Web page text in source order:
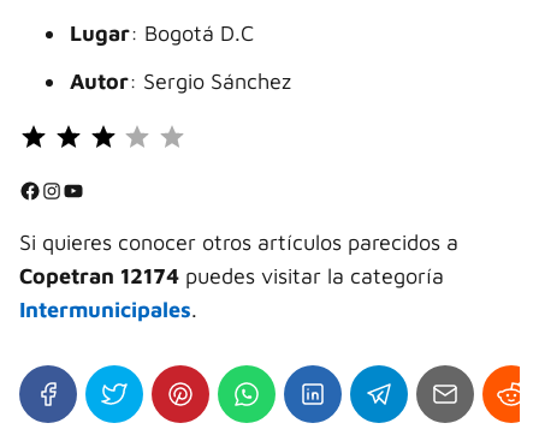
Lugar: Bogotá D.C
Autor: Sergio Sánchez
⭐
⭐
Facebook InstagramYouTube
Si quieres conocer otros artículos parecidos a
Copetran 12174 puedes visitar la categoría
Intermunicipales.